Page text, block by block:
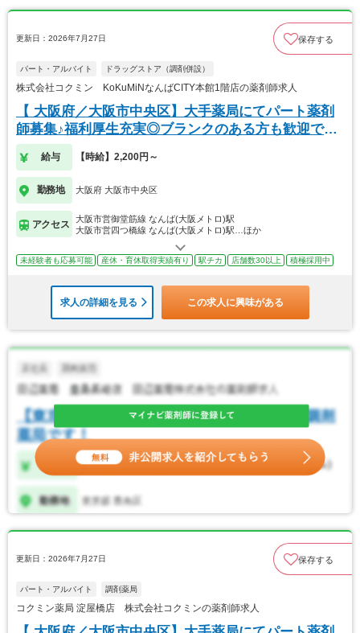
更新日：2026年7月27日 保存する
パート・アルバイト ドラッグストア（調剤併設）
株式会社コクミン KoKuMiNなんばCITY本館1階店の薬剤師求人
【 大阪府／大阪市中央区】大手薬局にてパート薬剤
師募集♪福利厚生充実◎ブランクのある方も歓迎で
す！
給与 【時給】2,200円～
勤務地 大阪府 大阪市中央区
アクセス
大阪市営御堂筋線 なんば(大阪メトロ)駅
大阪市営四つ橋線 なんば(大阪メトロ)駅…ほか
未経験者も応募可能 産休・育休取得実績有り 駅チカ 店舗数30以上 積極採用中
求人の詳細を見る この求人に興味がある
更新日：2026年7月27日 保存する
パート・アルバイト 調剤薬局
コクミン薬局 淀屋橋店 株式会社コクミンの薬剤師求人